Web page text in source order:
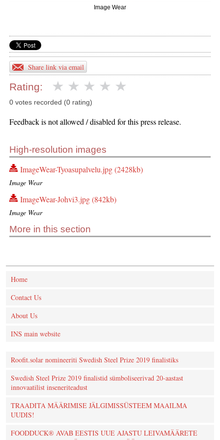
Image Wear
Share link via email
Rating:
0 votes recorded (0 rating)
Feedback is not allowed / disabled for this press release.
High-resolution images
ImageWear-Tyoasupalvelu.jpg (2428kb)
Image Wear
ImageWear-Johvi3.jpg (842kb)
Image Wear
More in this section
Home
Contact Us
About Us
INS main website
Roofit.solar nomineeriti Swedish Steel Prize 2019 finalistiks
Swedish Steel Prize 2019 finalistid sümboliseerivad 20-aastast
innovaatilist inseneriteadust
TRAADITA MÄÄRIMISE JÄLGIMISSÜSTEEM MAAILMA
UUDIS!
FOODDUCK® AVAB EESTIS UUE AJASTU LEIVAMÄÄRETE